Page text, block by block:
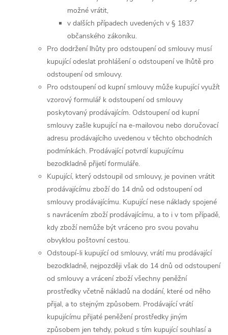
možné vrátit,
v dalších případech uvedených v § 1837
občanského zákoníku.
Pro dodržení lhůty pro odstoupení od smlouvy musí
kupující odeslat prohlášení o odstoupení ve lhůtě pro
odstoupení od smlouvy.
Pro odstoupení od kupní smlouvy může kupující využít
vzorový formulář k odstoupení od smlouvy
poskytovaný prodávajícím. Odstoupení od kupní
smlouvy zašle kupující na e-mailovou nebo doručovací
adresu prodávajícího uvedenou v těchto obchodních
podmínkách. Prodávající potvrdí kupujícímu
bezodkladně přijetí formuláře.
Kupující, který odstoupil od smlouvy, je povinen vrátit
prodávajícímu zboží do 14 dnů od odstoupení od
smlouvy prodávajícímu. Kupující nese náklady spojené
s navrácením zboží prodávajícímu, a to i v tom případě,
kdy zboží nemůže být vráceno pro svou povahu
obvyklou poštovní cestou.
Odstoupí-li kupující od smlouvy, vrátí mu prodávající
bezodkladně, nejpozději však do 14 dnů od odstoupení
od smlouvy a vrácení zboží všechny peněžní
prostředky včetně nákladů na dodání, které od něho
přijal, a to stejným způsobem. Prodávající vrátí
kupujícímu přijaté peněžení prostředky jiným
způsobem jen tehdy, pokud s tím kupující souhlasí a